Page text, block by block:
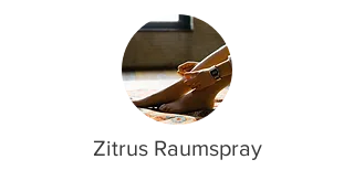
Zitrus Raumspray